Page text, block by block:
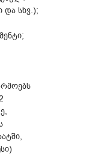
და სხვ.);